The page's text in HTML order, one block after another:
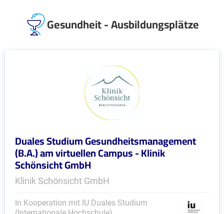
Gesundheit - Ausbildungsplätze
Duales Studium Gesundheitsmanagement
(B.A.) am virtuellen Campus - Klinik
Schönsicht GmbH
Klinik Schönsicht GmbH
In Kooperation mit IU Duales Studium